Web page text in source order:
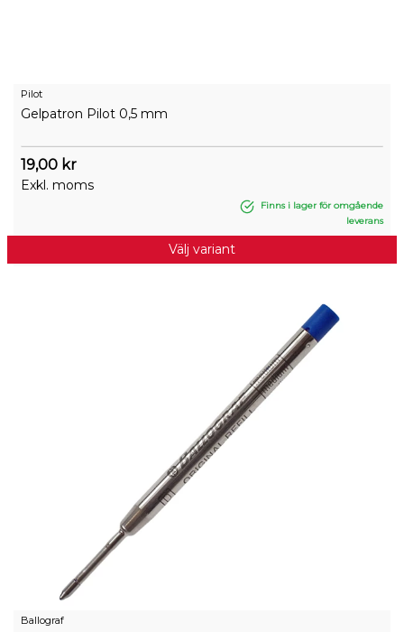
Pilot
Gelpatron Pilot 0,5 mm
19,00 kr
Exkl. moms
Finns i lager för omgående
leverans
Välj variant
Ballograf